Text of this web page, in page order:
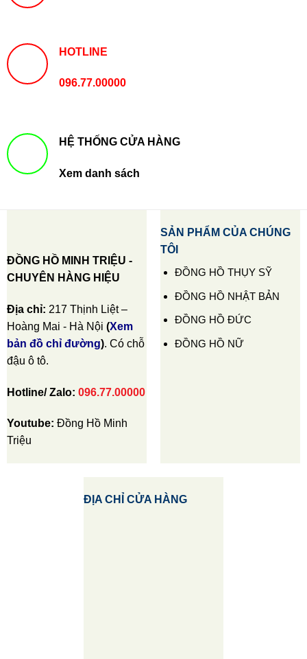
HOTLINE
096.77.00000
HỆ THỐNG CỬA HÀNG
Xem danh sách
ĐỒNG HỒ MINH TRIỆU -
CHUYÊN HÀNG HIỆU
Địa chỉ: 217 Thịnh Liệt –
Hoàng Mai - Hà Nội (Xem
bản đồ chỉ đường). Có chỗ
đậu ô tô.
Hotline/ Zalo: 096.77.00000
Youtube: Đồng Hồ Minh
Triệu
SẢN PHẨM CỦA CHÚNG
TÔI
ĐỒNG HỒ THỤY SỸ
ĐỒNG HỒ NHẬT BẢN
ĐỒNG HỒ ĐỨC
ĐỒNG HỒ NỮ
ĐỊA CHỈ CỬA HÀNG